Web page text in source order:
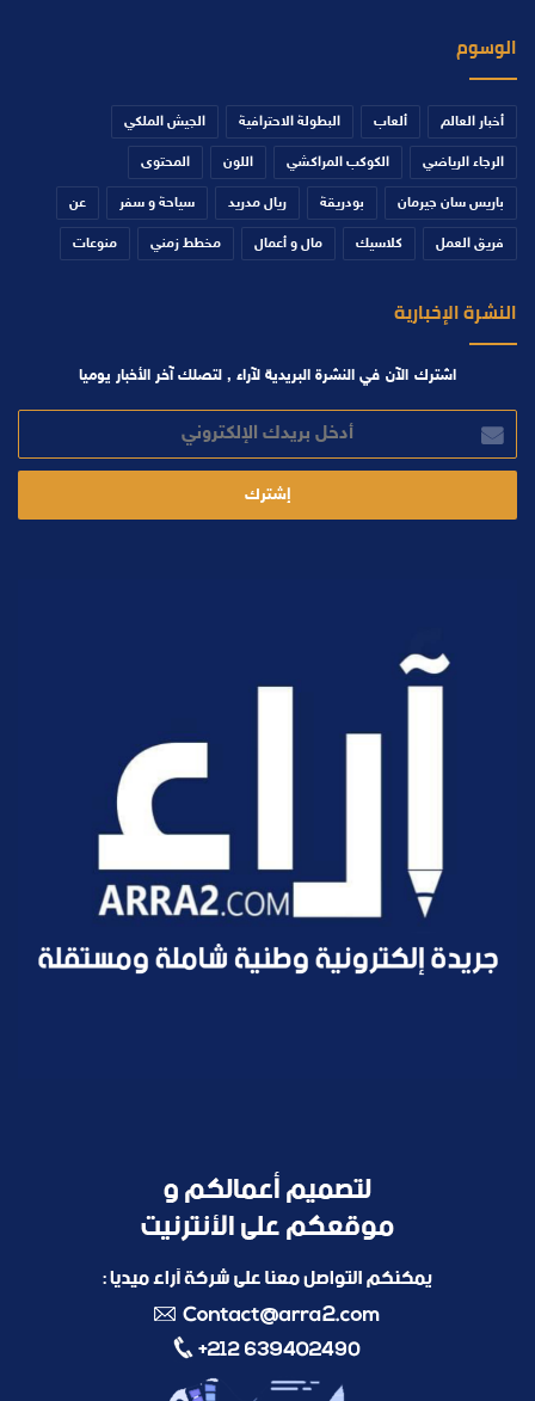
الوسوم
أخبار العالم ألعاب البطولة الاحترافية الجيش الملكي
الرجاء الرياضي الكوكب المراكشي اللون المحتوى
باريس سان جيرمان بودريقة ريال مدريد سياحة و سفر عن
فريق العمل كلاسيك مال و أعمال مخطط زمني منوعات
النشرة الإخبارية
اشترك الآن في النشرة البريدية لآراء , لتصلك آخر الأخبار يوميا
بريدك
الإلكتروني